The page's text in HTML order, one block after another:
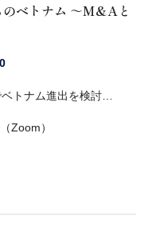
のベトナム ～M&Aと
Zoom）